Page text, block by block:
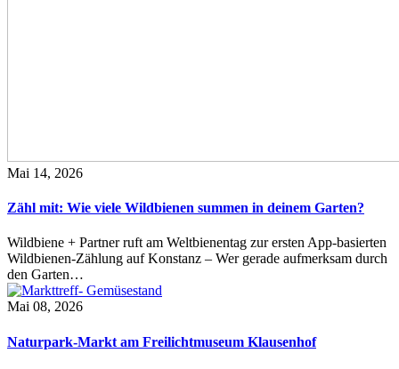
Mai 14, 2026
Zähl mit: Wie viele Wildbienen summen in deinem Garten?
Wildbiene + Partner ruft am Weltbienentag zur ersten App-basierten
Wildbienen-Zählung auf Konstanz – Wer gerade aufmerksam durch
den Garten…
Mai 08, 2026
Naturpark-Markt am Freilichtmuseum Klausenhof